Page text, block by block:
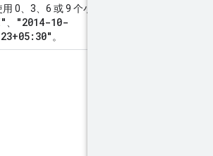
0、3、6 或 9 个小数位。不带“Z”的偏差
"2014-10-
。